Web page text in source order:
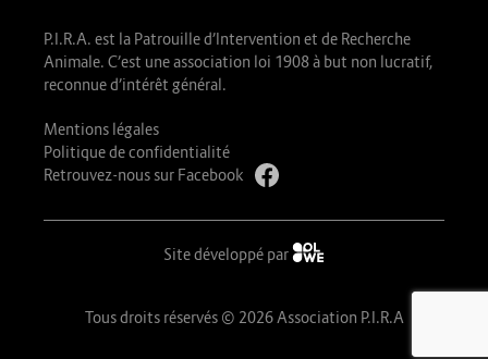
P.I.R.A. est la Patrouille d’Intervention et de Recherche
Animale. C’est une association loi 1908 à but non lucratif,
reconnue d’intérêt général.
Mentions légales
Politique de confidentialité
Retrouvez-nous sur Facebook
Site développé par
Tous droits réservés © 2026 Association P.I.R.A